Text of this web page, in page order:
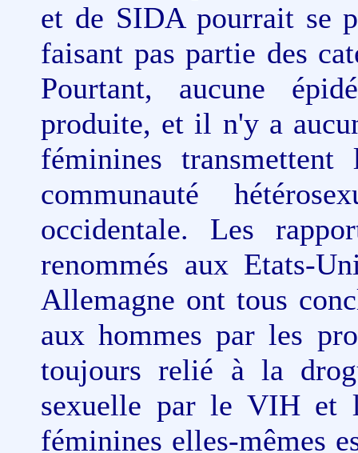
et de SIDA pourrait se
faisant pas partie des
Pourtant, aucune
produite, et il n'y a
féminines
communauté
occidentale. Les
renommés aux Etats-
Allemagne ont tous
aux hommes par les
toujours relié à la
sexuelle par le VIH et
féminines elles-mêmes